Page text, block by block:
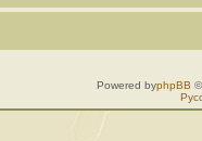
Powered byphpBB